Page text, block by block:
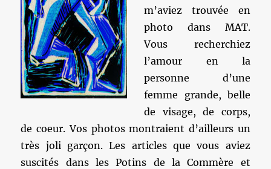
m’aviez trouvée en
photo dans MAT.
Vous recherchiez
l’amour en la
personne d’une
femme grande, belle
de visage, de corps,
de coeur. Vos photos montraient d’ailleurs un
très joli garçon. Les articles que vous aviez
suscités dans les Potins de la Commère et